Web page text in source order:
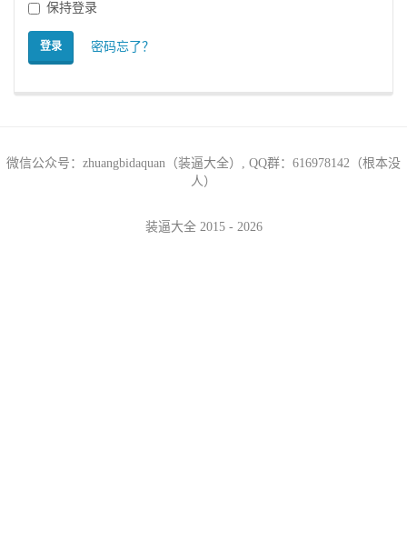
保持登录
登录 密码忘了？
微信公众号：zhuangbidaquan（装逼大全）, QQ群：616978142（根本没
人）
装逼大全 2015 - 2026